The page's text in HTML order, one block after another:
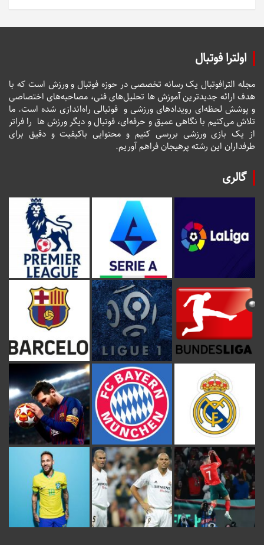
اولترا فوتبال
مجله الترافوتبال یک رسانه تخصصی در حوزه فوتبال و ورزش است که با
هدف ارائه جدیدترین آموزش ها تحلیل‌های فنی، مصاحبه‌های اختصاصی
و پوشش لحظه‌ای رویدادهای ورزشی و فوتبالی راه‌اندازی شده است. ما
تلاش می‌کنیم با نگاهی عمیق و حرفه‌ای، فوتبال و دیگر ورزش ها را فراتر
از یک بازی ورزشی بررسی کنیم و محتوایی باکیفیت و دقیق برای
طرفداران این رشته پرهیجان فراهم آوریم.
گالری